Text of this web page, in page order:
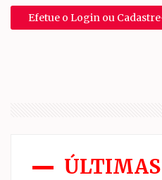
Efetue o Login ou
ÚLTIMAS